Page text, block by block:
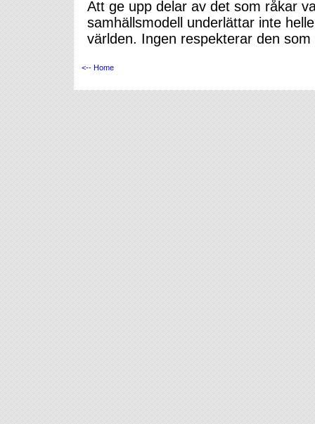
Att ge upp delar av det som råkar
samhällsmodell underlättar inte
världen. Ingen respekterar den
<-- Home